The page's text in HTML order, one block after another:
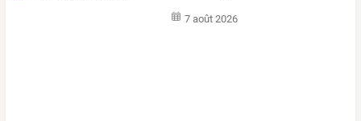
7 août 2026